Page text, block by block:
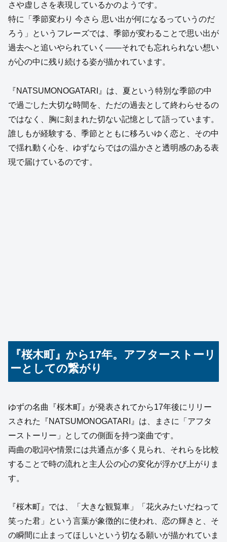
さや虚しさを表現しているかのようです。
特に「季節変わり 今さら 思い出が何になるっていうのだ
ろう」というフレーズでは、季節が変わることで思い出が
過去へと追いやられていく――それでも忘れられない想い
が心の中に残り続ける姿が描かれています。
『NATSUMONOGATARI』は、夏という特別な季節の中
で過ごした大切な時間を、ただの過去として終わらせるの
ではなく、胸に刻まれた切ない記憶として語っています。
誰しもが経験する、季節とともに移ろいゆく恋と、その中
で揺れ動く心を、ゆずならではの温かさと透明感のある表
現で届けているのです。
『桜木町』から17年。アフターストーリ
ーとしての繋がり
ゆずの名曲『桜木町』が発表されてから17年後にリリー
スされた『NATSUMONOGATARI』は、まさに「アフタ
ーストーリー」としての側面を持つ楽曲です。
両曲の歌詞や情景には共通点が多く見られ、それらを比較
することで時の流れと主人公の心の変化が浮かび上がりま
す。
『桜木町』では、「大きな観覧車」「花火みたいだねって
笑った君」という言葉が象徴的に使われ、恋の輝きと、そ
の瞬間に止まってほしいという切なる願いが描かれていま